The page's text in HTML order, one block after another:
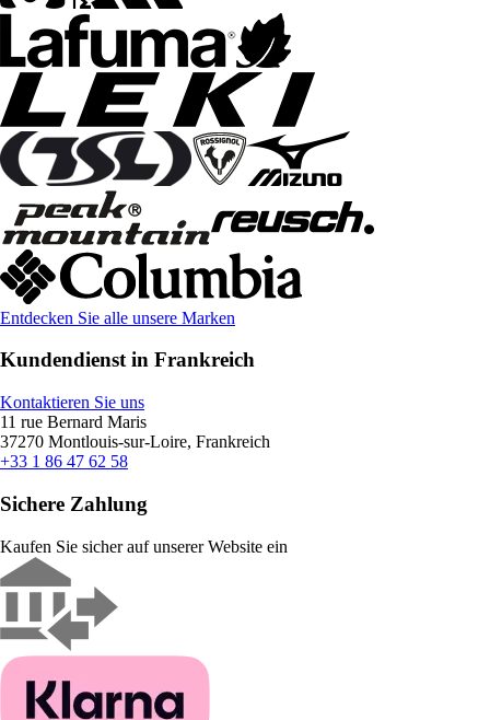
Entdecken Sie alle unsere Marken
Kundendienst in Frankreich
Kontaktieren Sie uns
11 rue Bernard Maris
37270 Montlouis-sur-Loire, Frankreich
+33 1 86 47 62 58
Sichere Zahlung
Kaufen Sie sicher auf unserer Website ein